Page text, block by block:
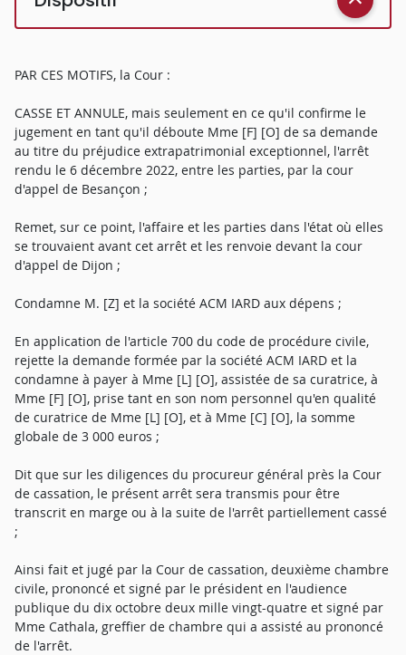
PAR CES MOTIFS, la Cour :
CASSE ET ANNULE, mais seulement en ce qu'il confirme le
jugement en tant qu'il déboute Mme [F] [O] de sa demande
au titre du préjudice extrapatrimonial exceptionnel, l'arrêt
rendu le 6 décembre 2022, entre les parties, par la cour
d'appel de Besançon ;
Remet, sur ce point, l'affaire et les parties dans l'état où elles
se trouvaient avant cet arrêt et les renvoie devant la cour
d'appel de Dijon ;
Condamne M. [Z] et la société ACM IARD aux dépens ;
En application de l'article 700 du code de procédure civile,
rejette la demande formée par la société ACM IARD et la
condamne à payer à Mme [L] [O], assistée de sa curatrice, à
Mme [F] [O], prise tant en son nom personnel qu'en qualité
de curatrice de Mme [L] [O], et à Mme [C] [O], la somme
globale de 3 000 euros ;
Dit que sur les diligences du procureur général près la Cour
de cassation, le présent arrêt sera transmis pour être
transcrit en marge ou à la suite de l'arrêt partiellement cassé
;
Ainsi fait et jugé par la Cour de cassation, deuxième chambre
civile, prononcé et signé par le président en l'audience
publique du dix octobre deux mille vingt-quatre et signé par
Mme Cathala, greffier de chambre qui a assisté au prononcé
de l'arrêt.